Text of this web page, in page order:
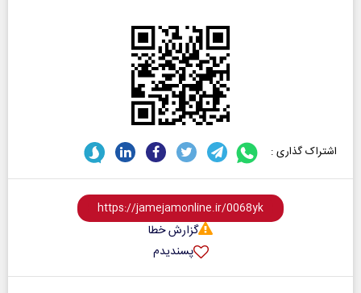
اشتراک گذاری :
گزارش خطا
پسندیدم